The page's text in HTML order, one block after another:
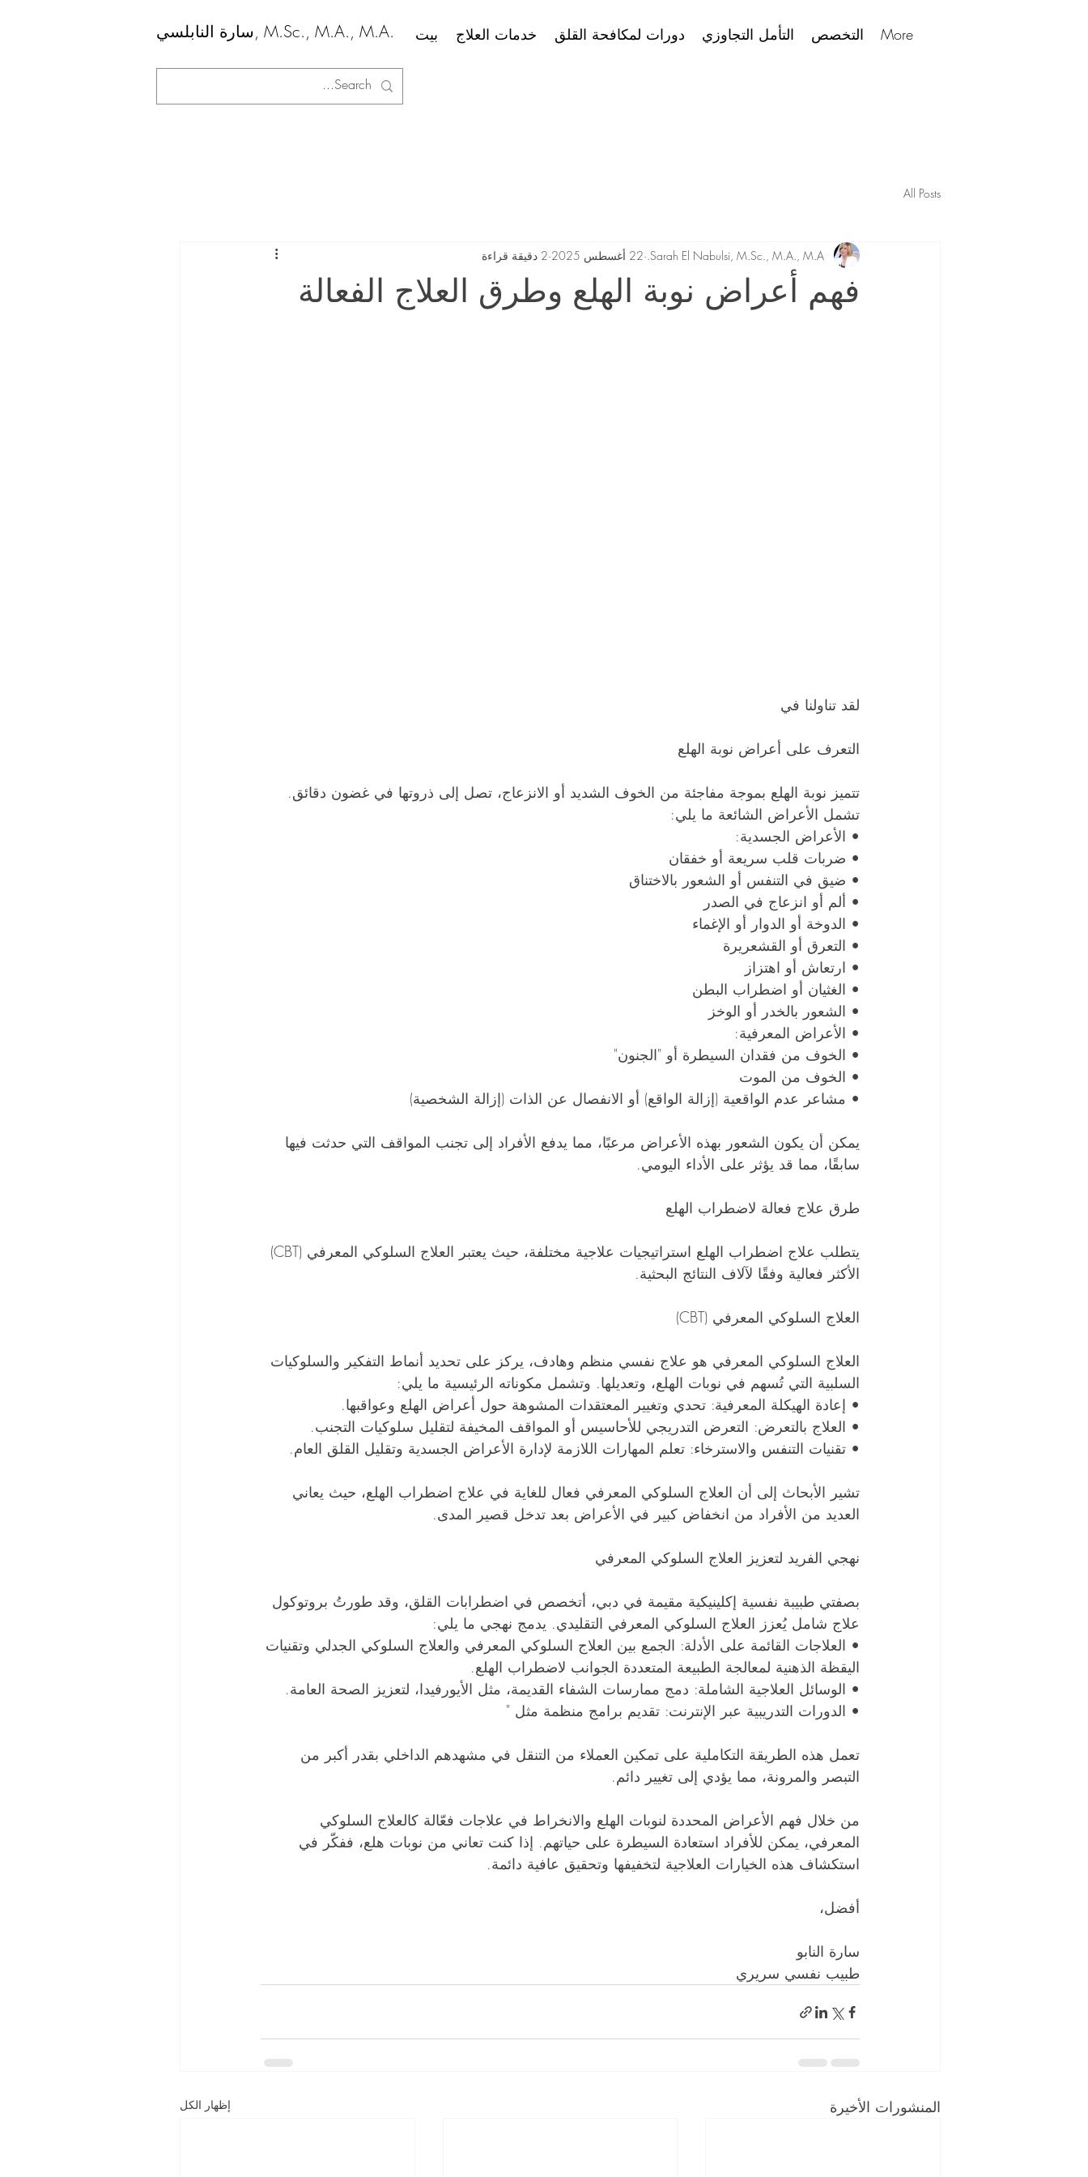
سارة النابلسي, M.Sc., M.A., M.A. بيت خدمات العلاج دورات لمكافحة القلق التأمل التجاوزي التخصص More
All Posts
فهم أعراض نوبة الهلع وطرق العلاج الفعالة
Sarah El Nabulsi, M.Sc., M.A., M.A. 22 أغسطس 2025 2 دقيقة قراءة
لقد تناولنا في
التعرف على أعراض نوبة الهلع
تتميز نوبة الهلع بموجة مفاجئة من الخوف الشديد أو الانزعاج، تصل إلى ذروتها في غضون دقائق.
تشمل الأعراض الشائعة ما يلي:
• الأعراض الجسدية:
• ضربات قلب سريعة أو خفقان
• ضيق في التنفس أو الشعور بالاختناق
• ألم أو انزعاج في الصدر
• الدوخة أو الدوار أو الإغماء
• التعرق أو القشعريرة
• ارتعاش أو اهتزاز
• الغثيان أو اضطراب البطن
• الشعور بالخدر أو الوخز
• الأعراض المعرفية:
• الخوف من فقدان السيطرة أو "الجنون"
• الخوف من الموت
• مشاعر عدم الواقعية (إزالة الواقع) أو الانفصال عن الذات (إزالة الشخصية)
يمكن أن يكون الشعور بهذه الأعراض مرعبًا، مما يدفع الأفراد إلى تجنب المواقف التي حدثت فيها
سابقًا، مما قد يؤثر على الأداء اليومي.
طرق علاج فعالة لاضطراب الهلع
يتطلب علاج اضطراب الهلع استراتيجيات علاجية مختلفة، حيث يعتبر العلاج السلوكي المعرفي (CBT)
الأكثر فعالية وفقًا لآلاف النتائج البحثية.
العلاج السلوكي المعرفي (CBT)
العلاج السلوكي المعرفي هو علاج نفسي منظم وهادف، يركز على تحديد أنماط التفكير والسلوكيات
السلبية التي تُسهم في نوبات الهلع، وتعديلها. وتشمل مكوناته الرئيسية ما يلي:
• إعادة الهيكلة المعرفية: تحدي وتغيير المعتقدات المشوهة حول أعراض الهلع وعواقبها.
• العلاج بالتعرض: التعرض التدريجي للأحاسيس أو المواقف المخيفة لتقليل سلوكيات التجنب.
• تقنيات التنفس والاسترخاء: تعلم المهارات اللازمة لإدارة الأعراض الجسدية وتقليل القلق العام.
تشير الأبحاث إلى أن العلاج السلوكي المعرفي فعال للغاية في علاج اضطراب الهلع، حيث يعاني
العديد من الأفراد من انخفاض كبير في الأعراض بعد تدخل قصير المدى.
نهجي الفريد لتعزيز العلاج السلوكي المعرفي
بصفتي طبيبة نفسية إكلينيكية مقيمة في دبي، أتخصص في اضطرابات القلق، وقد طورتُ بروتوكول
علاج شامل يُعزز العلاج السلوكي المعرفي التقليدي. يدمج نهجي ما يلي:
• العلاجات القائمة على الأدلة: الجمع بين العلاج السلوكي المعرفي والعلاج السلوكي الجدلي وتقنيات
اليقظة الذهنية لمعالجة الطبيعة المتعددة الجوانب لاضطراب الهلع.
• الوسائل العلاجية الشاملة: دمج ممارسات الشفاء القديمة، مثل الأيورفيدا، لتعزيز الصحة العامة.
• الدورات التدريبية عبر الإنترنت: تقديم برامج منظمة مثل "
تعمل هذه الطريقة التكاملية على تمكين العملاء من التنقل في مشهدهم الداخلي بقدر أكبر من
التبصر والمرونة، مما يؤدي إلى تغيير دائم.
من خلال فهم الأعراض المحددة لنوبات الهلع والانخراط في علاجات فعّالة كالعلاج السلوكي
المعرفي، يمكن للأفراد استعادة السيطرة على حياتهم. إذا كنت تعاني من نوبات هلع، ففكّر في
استكشاف هذه الخيارات العلاجية لتخفيفها وتحقيق عافية دائمة.
أفضل،
سارة النابو
طبيب نفسي سريري
المنشورات الأخيرة إظهار الكل